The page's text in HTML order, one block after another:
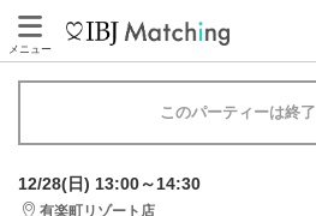
メニュー
このパーティーは終
12/28(日) 13:00～14:30
有楽町リゾート店